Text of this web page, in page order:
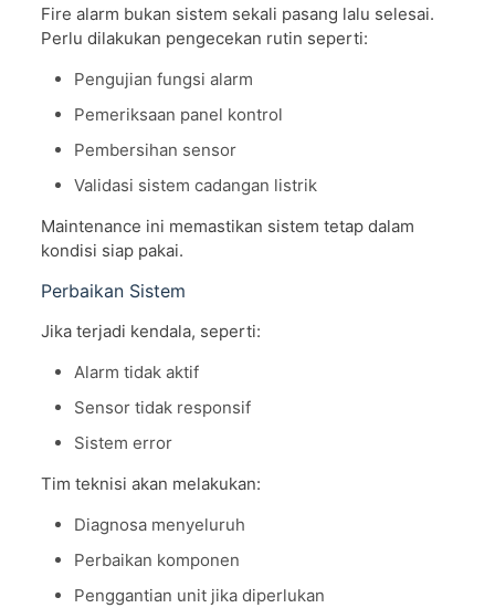
Fire alarm bukan sistem sekali pasang lalu selesai.
Perlu dilakukan pengecekan rutin seperti:
Pengujian fungsi alarm
Pemeriksaan panel kontrol
Pembersihan sensor
Validasi sistem cadangan listrik
Maintenance ini memastikan sistem tetap dalam
kondisi siap pakai.
Perbaikan Sistem
Jika terjadi kendala, seperti:
Alarm tidak aktif
Sensor tidak responsif
Sistem error
Tim teknisi akan melakukan:
Diagnosa menyeluruh
Perbaikan komponen
Penggantian unit jika diperlukan